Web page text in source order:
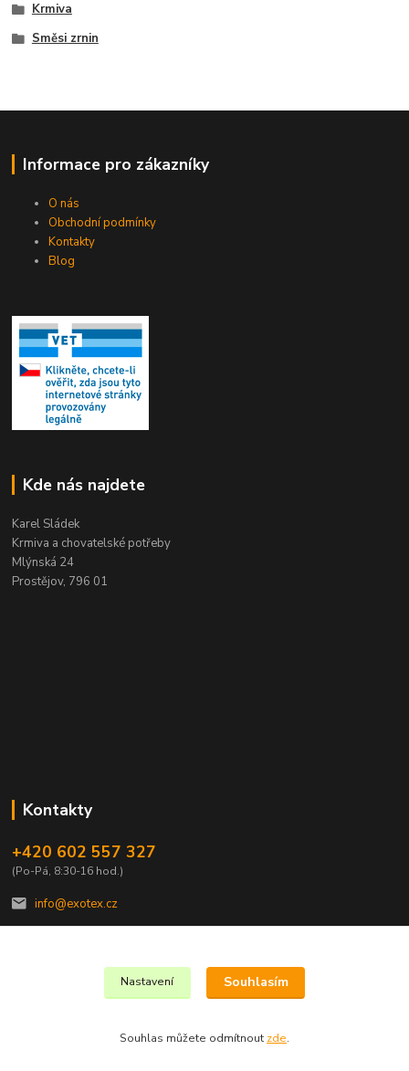
Krmiva
Směsi zrnin
Informace pro zákazníky
O nás
Obchodní podmínky
Kontakty
Blog
Kde nás najdete
Karel Sládek
Krmiva a chovatelské potřeby
Mlýnská 24
Prostějov, 796 01
Kontakty
+420 602 557 327
(Po-Pá, 8:30-16 hod.)
info@exotex.cz
Copyright © 2023 EXOTEX.cz
Nastavení Souhlasím
Souhlas můžete odmítnout zde.